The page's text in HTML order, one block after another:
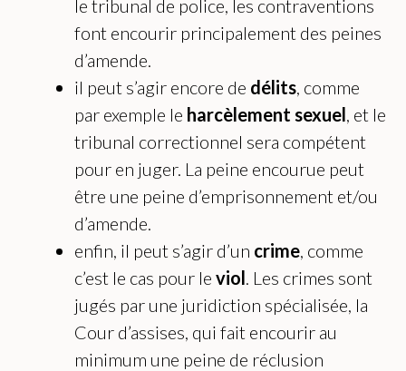
le tribunal de police, les contraventions
font encourir principalement des peines
d’amende.
il peut s’agir encore de délits , comme
par exemple le harcèlement sexuel , et le
tribunal correctionnel sera compétent
pour en juger. La peine encourue peut
être une peine d’emprisonnement et/ou
d’amende.
enfin, il peut s’agir d’un crime , comme
c’est le cas pour le viol . Les crimes sont
jugés par une juridiction spécialisée, la
Cour d’assises, qui fait encourir au
minimum une peine de réclusion